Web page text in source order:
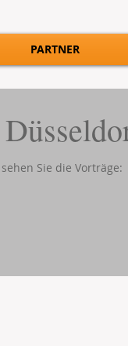
PARTNER